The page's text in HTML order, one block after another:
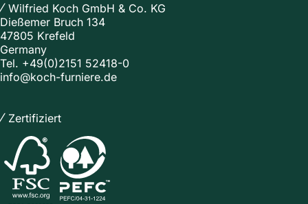
Wilfried Koch GmbH & Co. KG
Dießemer Bruch 134
47805 Krefeld
Germany
Tel. +49(0)2151 52418-0
info@koch-furniere.de
Zertifiziert